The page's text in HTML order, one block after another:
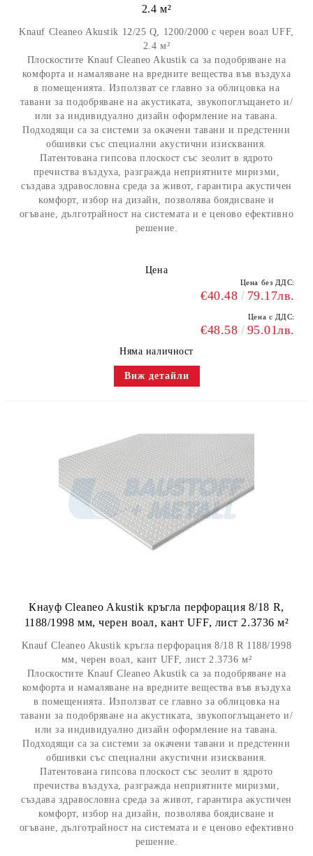
2.4 м²
Knauf Cleaneo Akustik 12/25 Q, 1200/2000 с черен воал UFF,
2.4 м²
Плоскостите Knauf Cleaneo Akustik са за подобряване на
комфорта и намаляване на вредните вещества във въздуха
в помещенията. Използват се главно за облицовка на
тавани за подобряване на акустиката, звукопоглъщането и/
или за индивидуално дизайн оформление на тавана.
Подходящи са за системи за окачени тавани и предстенни
обшивки със специални акустични изисквания.
Патентована гипсова плоскост със зеолит в ядрото
пречиства въздуха, разгражда неприятните миризми,
създава здравословна среда за живот, гарантира акустичен
комфорт, избор на дизайн, позволява боядисване и
огъване, дълготрайност на системата и е ценово ефективно
решение.
Цена
Цена без ДДС:
€40.48 79.17лв.
Цена с ДДС:
€48.58 95.01лв.
Няма наличност
Виж детайли
Кнауф Cleaneo Akustik кръгла перфорация 8/18 R,
1188/1998 мм, черен воал, кант UFF, лист 2.3736 м²
Knauf Cleaneo Akustik кръгла перфорация 8/18 R 1188/1998
мм, черен воал, кант UFF, лист 2.3736 м²
Плоскостите Knauf Cleaneo Akustik са за подобряване на
комфорта и намаляване на вредните вещества във въздуха
в помещенията. Използват се главно за облицовка на
тавани за подобряване на акустиката, звукопоглъщането и/
или за индивидуално дизайн оформление на тавана.
Подходящи са за системи за окачени тавани и предстенни
обшивки със специални акустични изисквания.
Патентована гипсова плоскост със зеолит в ядрото
пречиства въздуха, разгражда неприятните миризми,
създава здравословна среда за живот, гарантира акустичен
комфорт, избор на дизайн, позволява боядисване и
огъване, дълготрайност на системата и е ценово ефективно
решение.